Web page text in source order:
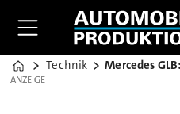
Home
Technik
ANZEIGE
ANZEIGE